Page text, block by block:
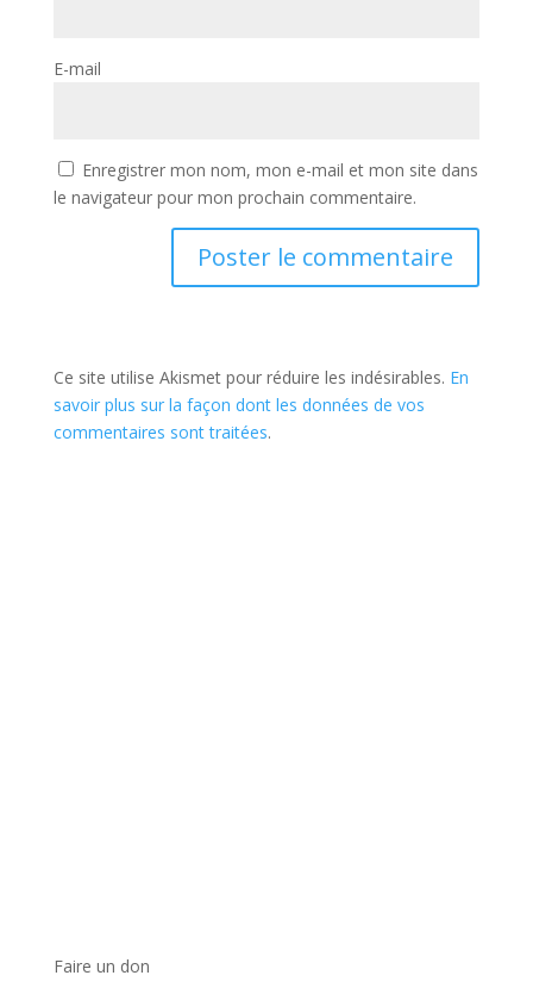
E-mail
Enregistrer mon nom, mon e-mail et mon site dans
le navigateur pour mon prochain commentaire.
Ce site utilise Akismet pour réduire les indésirables. En
savoir plus sur la façon dont les données de vos
commentaires sont traitées.
Faire un don